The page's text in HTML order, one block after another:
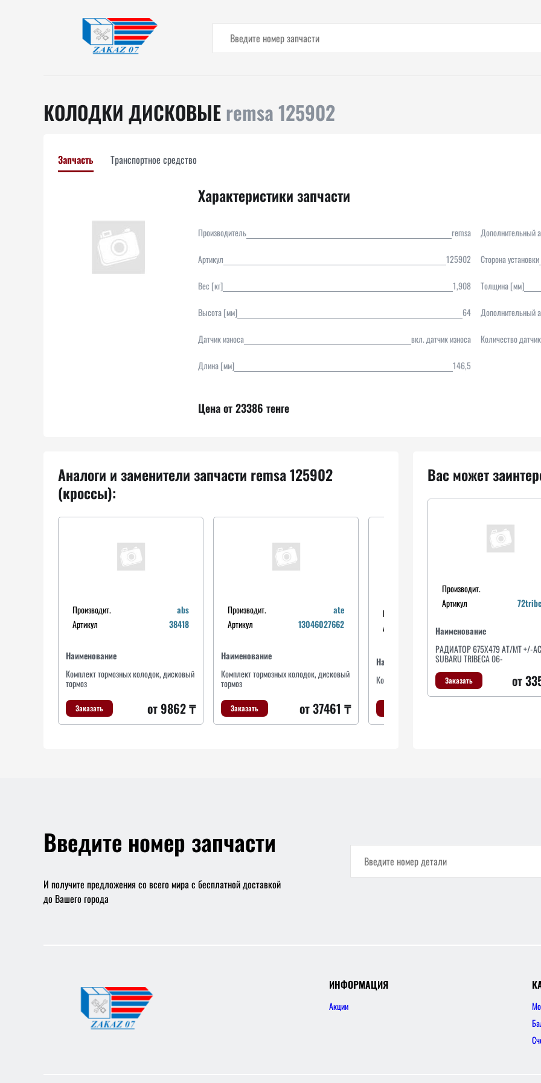
КОЛОДКИ ДИСКОВЫЕremsa 125902
Запчасть Транспортное средство
Характеристики запчасти
Производитель remsa
Артикул 125902
Вес [кг] 1,908
Высота [мм] 64
Датчик износа вкл. датчик износа
Длина [мм] 146,5
Дополнительный
Сторона установки
Толщина [мм]
Дополнительный
Количество
Цена от 23386 тенге
Аналоги и заменители запчасти remsa 125902
(кроссы):
Производит.
abs
Артикул
38418
Наименование
Комплект тормозных колодок, дисковый
тормоз
Заказать от 9862 ₸
Производит.
ate
Артикул
13046027662
Наименование
Комплект тормозных колодок, дисковый
тормоз
Заказать от 37461 ₸
Производит.
Артикул
13046080132
Наименование
Колодки торм.передн.
Вас может
Производит.
Артикул
Наименование
РАДИАТОР 675X479 AT/MT +/-AC
SUBARU TRIBECA 06-
Заказать от
Введите номер запчасти
И получите предложения со всего мира с бесплатной доставкой
до Вашего города
ИНФОРМАЦИЯ
Акции